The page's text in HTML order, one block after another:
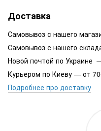
Доставка
Самовывоз с нашего
Самовывоз с нашего
Новой почтой по Украине
Курьером по Киеву — от
Подробнее про доставку